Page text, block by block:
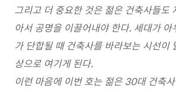
그리고 더 중요한 것은 젊은 건축사들도
아서 공명을 이끌어내야 한다. 세대가 아
가 단합될 때 건축사를 바라보는 시선이
상으로 여기게 된다.
이런 마음에 이번 호는 젊은 30대 건축